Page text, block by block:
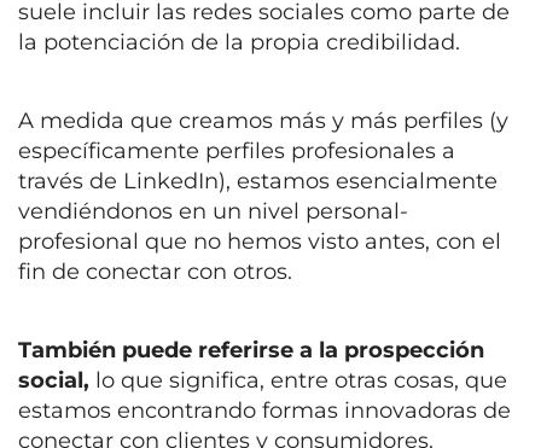
suele incluir las redes sociales como parte de
la potenciación de la propia credibilidad.
A medida que creamos más y más perfiles (y
específicamente perfiles profesionales a
través de LinkedIn), estamos esencialmente
vendiéndonos en un nivel personal-
profesional que no hemos visto antes, con el
fin de conectar con otros.
También puede referirse a la prospección
social, lo que significa, entre otras cosas, que
estamos encontrando formas innovadoras de
conectar con clientes y consumidores.